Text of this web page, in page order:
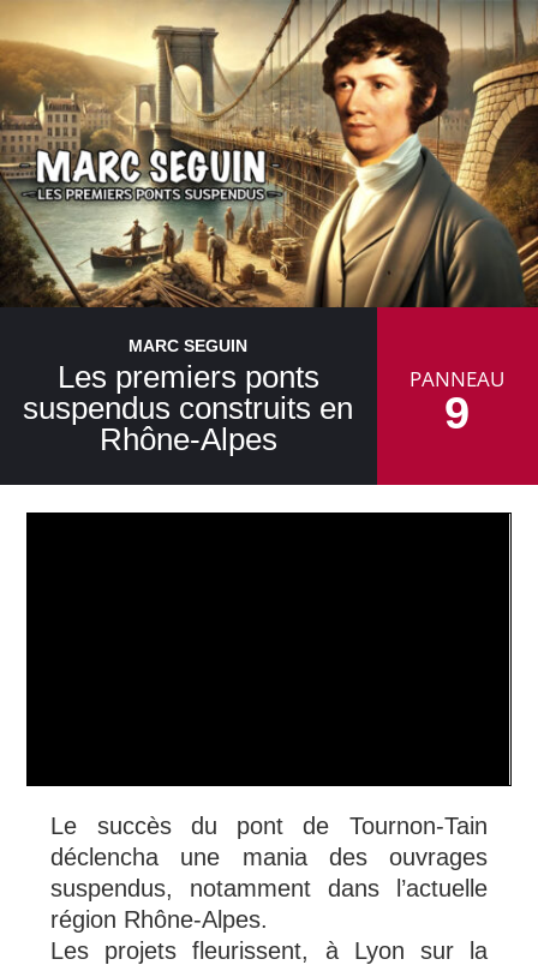
MARC SEGUIN
Les premiers ponts
suspendus construits en
Rhône-Alpes
PANNEAU
9
Le succès du pont de Tournon-Tain
déclencha une mania des ouvrages
suspendus, notamment dans l’actuelle
région Rhône-Alpes.
Les projets fleurissent, à Lyon sur la